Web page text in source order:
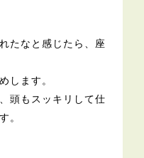
たなと感じたら、座
します。
頭もスッキリして仕
。